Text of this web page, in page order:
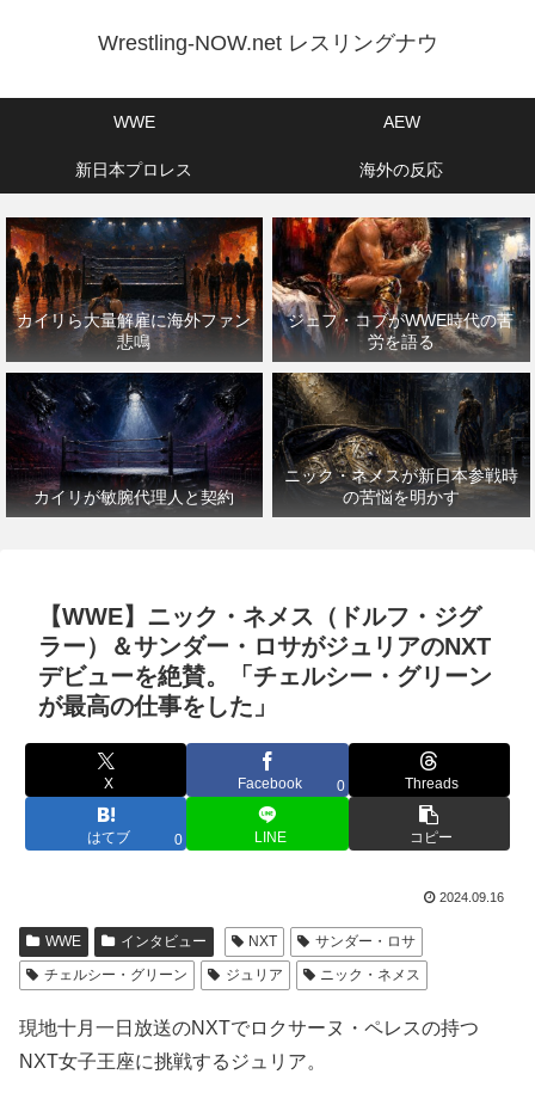
Wrestling-NOW.net レスリングナウ
WWE AEW
新日本プロレス 海外の反応
カイリら大量解雇に海外ファン
悲鳴
ジェフ・コブがWWE時代の苦
労を語る
カイリが敏腕代理人と契約
ニック・ネメスが新日本参戦時
の苦悩を明かす
【WWE】ニック・ネメス（ドルフ・ジグ
ラー）＆サンダー・ロサがジュリアのNXT
デビューを絶賛。「チェルシー・グリーン
が最高の仕事をした」
X Facebook 0 Threads
はてブ 0 LINE コピー
2024.09.16
WWE インタビュー NXT
サンダー・ロサ
チェルシー・グリーン
ジュリア ニック・ネメス
現地十月一日放送のNXTでロクサーヌ・ペレスの持つ
NXT女子王座に挑戦するジュリア。